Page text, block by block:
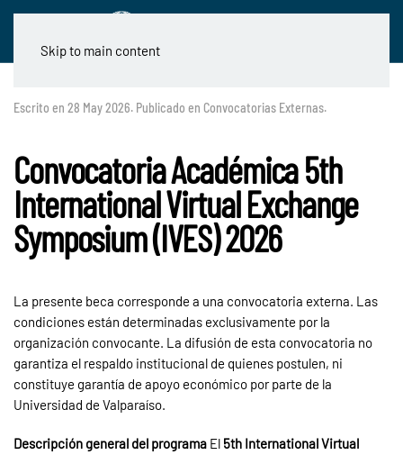
Skip to main content
Escrito en 28 May 2026. Publicado en Convocatorias Externas.
Convocatoria Académica 5th
International Virtual Exchange
Symposium (IVES) 2026
La presente beca corresponde a una convocatoria externa. Las
condiciones están determinadas exclusivamente por la
organización convocante. La difusión de esta convocatoria no
garantiza el respaldo institucional de quienes postulen, ni
constituye garantía de apoyo económico por parte de la
Universidad de Valparaíso.
Descripción general del programa El 5th International Virtual